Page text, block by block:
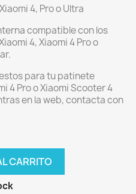
4, Pro o Ultra
compatible con los
4, Xiaomi 4 Pro o
para tu patinete
4 Pro o Xiaomi Scooter 4
en la web, contacta con
CARRITO